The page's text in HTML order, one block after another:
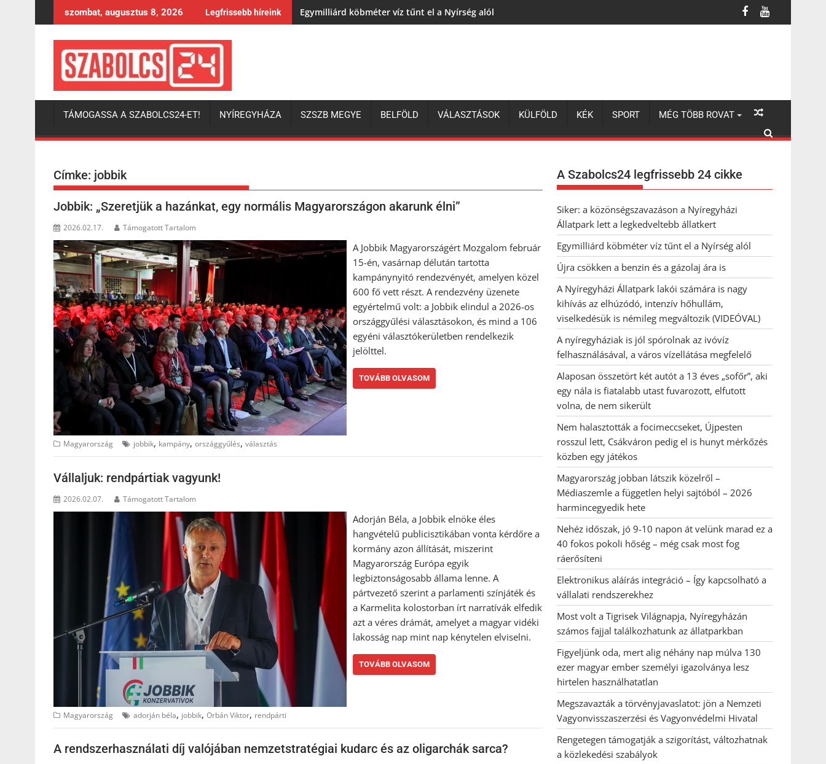
to
szombat, augusztus 8, 2026 Legfrissebb híreink Egymilliárd köbméter víz tűnt el a Nyírség alól
TÁMOGASSA A SZABOLCS24-ET! NYÍREGYHÁZA SZSZB MEGYE BELFÖLD VÁLASZTÁSOK KÜLFÖLD KÉK SPORT MÉG TÖBB ROVAT
Címke: jobbik
Jobbik: „Szeretjük a hazánkat, egy normális Magyarországon akarunk élni”
2026.02.17. Támogatott Tartalom
A Jobbik Magyarországért Mozgalom február
15-én, vasárnap délután tartotta
kampánynyitó rendezvényét, amelyen közel
600 fő vett részt. A rendezvény üzenete
egyértelmű volt: a Jobbik elindul a 2026-os
országgyűlési választásokon, és mind a 106
egyéni választókerületben rendelkezik
jelölttel.
TOVÁBB OLVASOM
Magyarország jobbik, kampány, országgyűlés, választás
Vállaljuk: rendpártiak vagyunk!
2026.02.07. Támogatott Tartalom
Adorján Béla, a Jobbik elnöke éles
hangvételű publicisztikában vonta kérdőre a
kormány azon állítását, miszerint
Magyarország Európa egyik
legbiztonságosabb állama lenne. A
pártvezető szerint a parlamenti színjáték és
a Karmelita kolostorban írt narratívák elfedik
azt a véres drámát, amelyet a magyar vidéki
lakosság nap mint nap kénytelen elviselni.
TOVÁBB OLVASOM
Magyarország adorján béla, jobbik, Orbán Viktor, rendpárti
A rendszerhasználati díj valójában nemzetstratégiai kudarc és az oligarchák sarca?
A Szabolcs24 legfrissebb 24 cikke
Siker: a közönségszavazáson a Nyíregyházi
Állatpark lett a legkedveltebb állatkert
Egymilliárd köbméter víz tűnt el a Nyírség alól
Újra csökken a benzin és a gázolaj ára is
A Nyíregyházi Állatpark lakói számára is nagy
kihívás az elhúzódó, intenzív hőhullám,
viselkedésük is némileg megváltozik (VIDEÓVAL)
A nyíregyháziak is jól spórolnak az ivóvíz
felhasználásával, a város vízellátása megfelelő
Alaposan összetört két autót a 13 éves „sofőr”, aki
egy nála is fiatalabb utast fuvarozott, elfutott
volna, de nem sikerült
Nem halasztották a focimeccseket, Újpesten
rosszul lett, Csákváron pedig el is hunyt mérkőzés
közben egy játékos
Magyarország jobban látszik közelről –
Médiaszemle a független helyi sajtóból – 2026
harmincegyedik hete
Nehéz időszak, jó 9-10 napon át velünk marad ez a
40 fokos pokoli hőség – még csak most fog
ráerősíteni
Elektronikus aláírás integráció – Így kapcsolható a
vállalati rendszerekhez
Most volt a Tigrisek Világnapja, Nyíregyházán
számos fajjal találkozhatunk az állatparkban
Figyeljünk oda, mert alig néhány nap múlva 130
ezer magyar ember személyi igazolványa lesz
hirtelen használhatatlan
Megszavazták a törvényjavaslatot: jön a Nemzeti
Vagyonvisszaszerzési és Vagyonvédelmi Hivatal
Rengetegen támogatják a szigorítást, változhatnak
a közlekedési szabályok